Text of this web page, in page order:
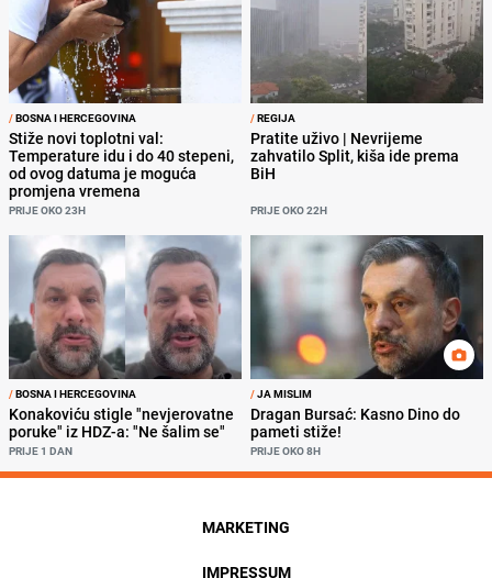
/BOSNA I HERCEGOVINA
Stiže novi toplotni val:
Temperature idu i do 40 stepeni,
od ovog datuma je moguća
promjena vremena
PRIJE OKO 23H
/REGIJA
Pratite uživo | Nevrijeme
zahvatilo Split, kiša ide prema
BiH
PRIJE OKO 22H
/BOSNA I HERCEGOVINA
Konakoviću stigle "nevjerovatne
poruke" iz HDZ-a: "Ne šalim se"
PRIJE 1 DAN
/JA MISLIM
Dragan Bursać: Kasno Dino do
pameti stiže!
PRIJE OKO 8H
MARKETING
IMPRESSUM